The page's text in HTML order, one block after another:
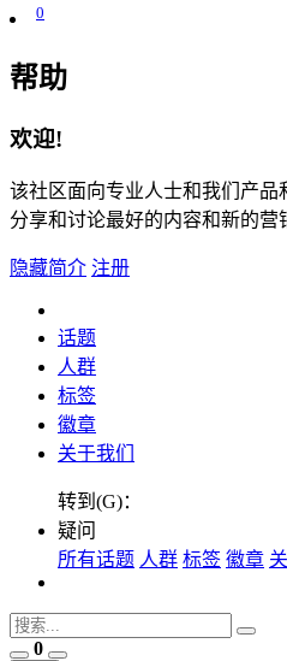
0
帮助
欢迎!
该社区面向专业人士和我们产品
分享和讨论最好的内容和新的营
隐藏简介 注册
话题
人群
标签
徽章
关于我们
转到(G)：
疑问
所有话题 人群 标签 徽章
0